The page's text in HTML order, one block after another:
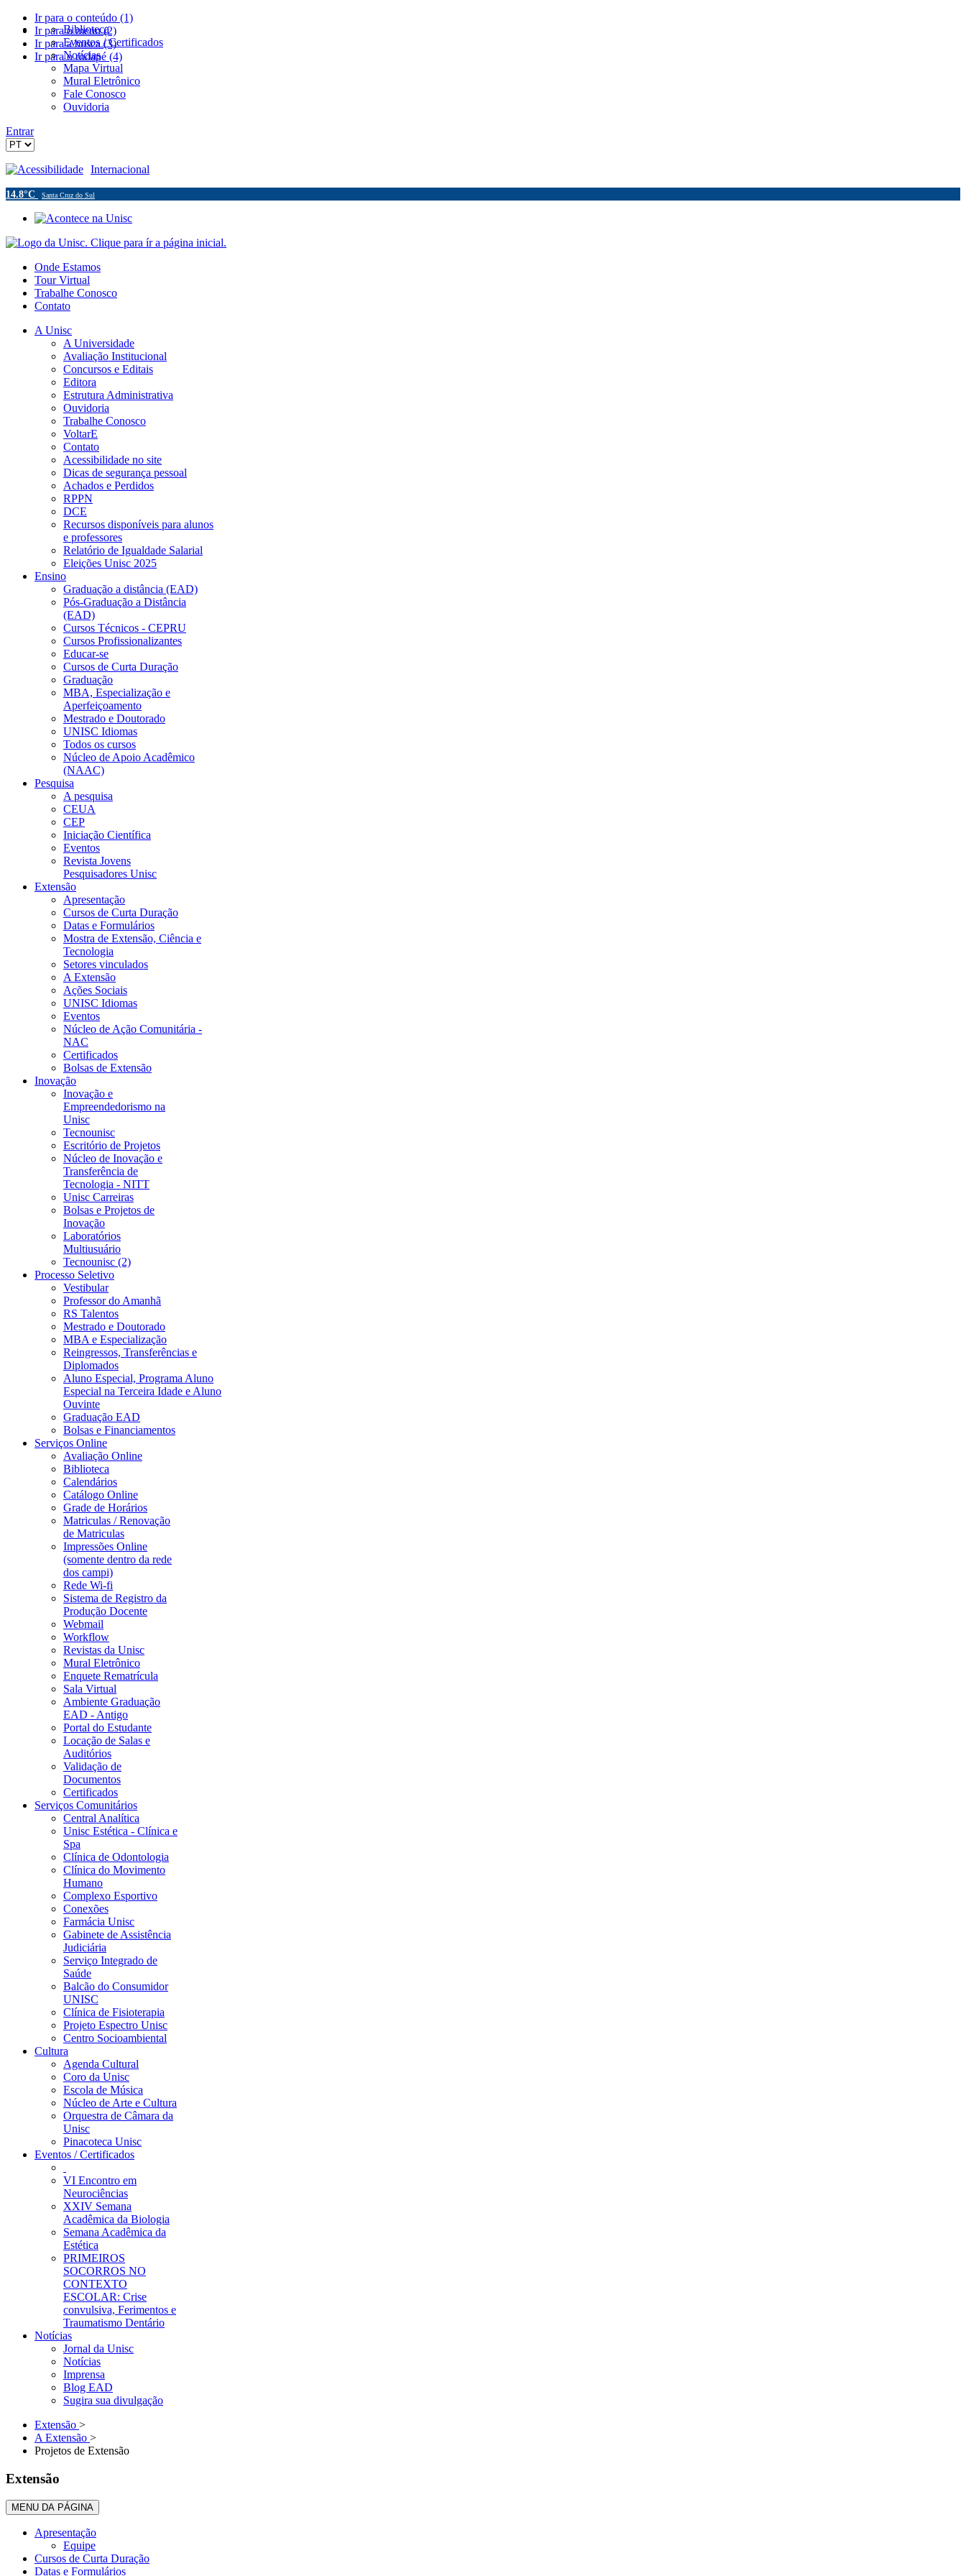
Ir para o conteúdo (1)
Ir para o menu (2)
Ir para a busca (3)
Ir para o rodapé (4)
Biblioteca
Eventos / Certificados
Notícias
Mapa Virtual
Mural Eletrônico
Fale Conosco
Ouvidoria
Entrar
Acessibilidade Internacional
14.8°C Santa Cruz do Sul
Onde Estamos
Tour Virtual
Trabalhe Conosco
Contato
A Unisc
A Universidade
Avaliação Institucional
Concursos e Editais
Editora
Estrutura Administrativa
Ouvidoria
Trabalhe Conosco
VoltarE
Contato
Acessibilidade no site
Dicas de segurança pessoal
Achados e Perdidos
RPPN
DCE
Recursos disponíveis para alunos
e professores
Relatório de Igualdade Salarial
Eleições Unisc 2025
Ensino
Graduação a distância (EAD)
Pós-Graduação a Distância
(EAD)
Cursos Técnicos - CEPRU
Cursos Profissionalizantes
Educar-se
Cursos de Curta Duração
Graduação
MBA, Especialização e
Aperfeiçoamento
Mestrado e Doutorado
UNISC Idiomas
Todos os cursos
Núcleo de Apoio Acadêmico
(NAAC)
Pesquisa
A pesquisa
CEUA
CEP
Iniciação Científica
Eventos
Revista Jovens
Pesquisadores Unisc
Extensão
Apresentação
Cursos de Curta Duração
Datas e Formulários
Mostra de Extensão, Ciência e
Tecnologia
Setores vinculados
A Extensão
Ações Sociais
UNISC Idiomas
Eventos
Núcleo de Ação Comunitária -
NAC
Certificados
Bolsas de Extensão
Inovação
Inovação e
Empreendedorismo na
Unisc
Tecnounisc
Escritório de Projetos
Núcleo de Inovação e
Transferência de
Tecnologia - NITT
Unisc Carreiras
Bolsas e Projetos de
Inovação
Laboratórios
Multiusuário
Tecnounisc (2)
Processo Seletivo
Vestibular
Professor do Amanhã
RS Talentos
Mestrado e Doutorado
MBA e Especialização
Reingressos, Transferências e
Diplomados
Aluno Especial, Programa Aluno
Especial na Terceira Idade e Aluno
Ouvinte
Graduação EAD
Bolsas e Financiamentos
Serviços Online
Avaliação Online
Biblioteca
Calendários
Catálogo Online
Grade de Horários
Matriculas / Renovação
de Matriculas
Impressões Online
(somente dentro da rede
dos campi)
Rede Wi-fi
Sistema de Registro da
Produção Docente
Webmail
Workflow
Revistas da Unisc
Mural Eletrônico
Enquete Rematrícula
Sala Virtual
Ambiente Graduação
EAD - Antigo
Portal do Estudante
Locação de Salas e
Auditórios
Validação de
Documentos
Certificados
Serviços Comunitários
Central Analítica
Unisc Estética - Clínica e
Spa
Clínica de Odontologia
Clínica do Movimento
Humano
Complexo Esportivo
Conexões
Farmácia Unisc
Gabinete de Assistência
Judiciária
Serviço Integrado de
Saúde
Balcão do Consumidor
UNISC
Clínica de Fisioterapia
Projeto Espectro Unisc
Centro Socioambiental
Cultura
Agenda Cultural
Coro da Unisc
Escola de Música
Núcleo de Arte e Cultura
Orquestra de Câmara da
Unisc
Pinacoteca Unisc
Eventos / Certificados
VI Encontro em
Neurociências
XXIV Semana
Acadêmica da Biologia
Semana Acadêmica da
Estética
PRIMEIROS
SOCORROS NO
CONTEXTO
ESCOLAR: Crise
convulsiva, Ferimentos e
Traumatismo Dentário
Notícias
Jornal da Unisc
Notícias
Imprensa
Blog EAD
Sugira sua divulgação
Extensão >
A Extensão >
Projetos de Extensão
Extensão
MENU DA PÁGINA
Apresentação
Equipe
Cursos de Curta Duração
Datas e Formulários